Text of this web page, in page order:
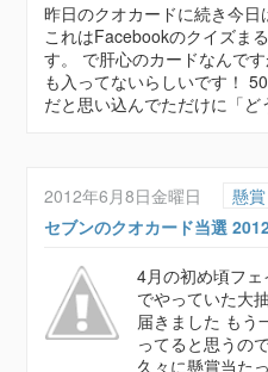
昨日のクオカードに続き今
これはFacebookのクイズま
す。 で肝心のカードなんで
も入ってないらしいです！
だと思い込んでただけに「
2012年6月8日金曜日
懸賞
セブンのクオカード当選
4月の初め頃フ
でやっていた大
届きました もう
ってると思うの
久々に懸賞当た